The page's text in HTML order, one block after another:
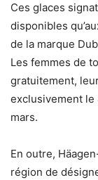
Ces glaces
disponibles
de la marque
Les femmes de
gratuitement,
exclusivement le
mars.
En outre,
région de